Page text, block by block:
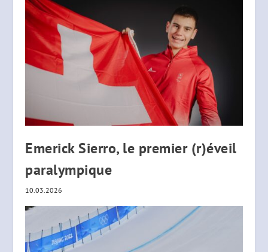
Emerick Sierro, le premier (r)éveil
paralympique
10.03.2026